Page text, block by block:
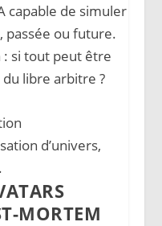
capable de simuler
passée ou future.
: si tout peut être
du libre arbitre ?
d’univers,
MORTEM